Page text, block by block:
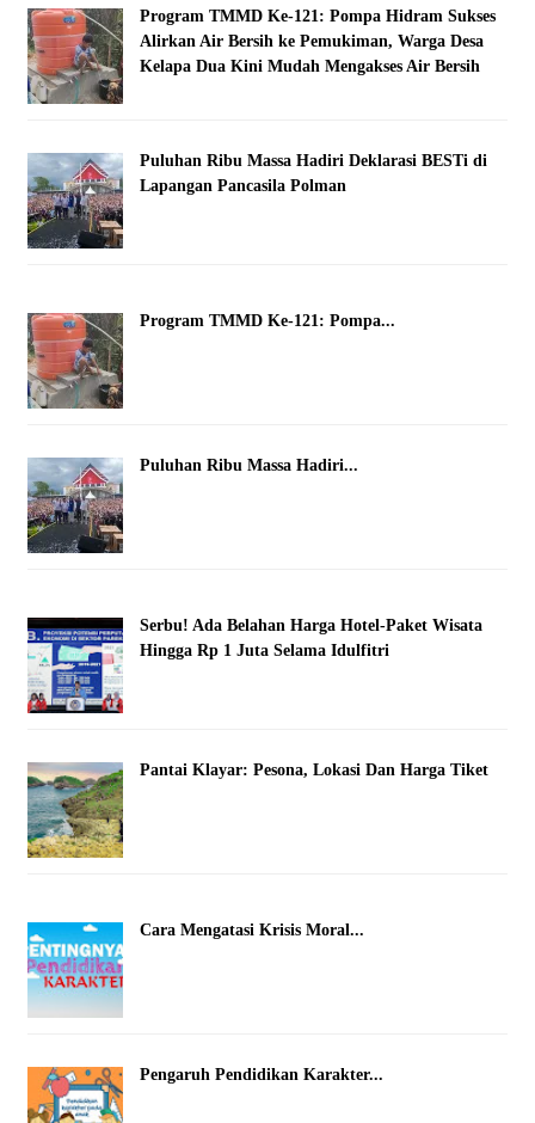
Program TMMD Ke-121: Pompa Hidram Sukses
Alirkan Air Bersih ke Pemukiman, Warga Desa
Kelapa Dua Kini Mudah Mengakses Air Bersih
Puluhan Ribu Massa Hadiri Deklarasi BESTi di
Lapangan Pancasila Polman
Program TMMD Ke-121: Pompa...
Puluhan Ribu Massa Hadiri...
Serbu! Ada Belahan Harga Hotel-Paket Wisata
Hingga Rp 1 Juta Selama Idulfitri
Pantai Klayar: Pesona, Lokasi Dan Harga Tiket
Cara Mengatasi Krisis Moral...
Pengaruh Pendidikan Karakter...